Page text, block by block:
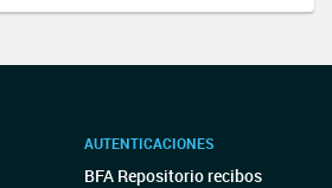
AUTENTICACIONES
BFA Repositorio recibos